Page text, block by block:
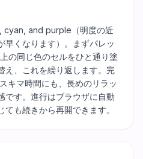
and purple（明度の近
早くなります）。まずパレッ
の同じ色のセルをひと通り塗
え、これを繰り返します。完
キマ時間にも、長めのリラッ
です。進行はブラウザに自動
も続きから再開できます。